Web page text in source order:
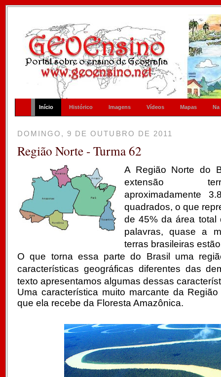
Início Histórico Imagens Vídeos Mapas Na
DOMINGO, 9 DE OUTUBRO DE 2011
Região Norte - Turma 62
A Região Norte do
extensão
aproximadamente
quadrados, o que
de 45% da área total
palavras, quase a
terras brasileiras
O que torna essa parte do Brasil uma
características geográficas diferentes das
texto apresentamos algumas dessas
Uma característica muito marcante da
que ela recebe da Floresta Amazônica.